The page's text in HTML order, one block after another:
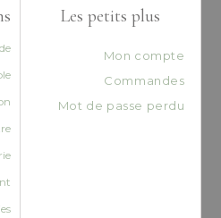
Les petits plus
Mon compte
Commandes
Mot de passe perdu